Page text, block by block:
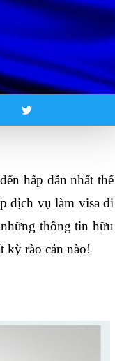
hấp dẫn nhất thế
dịch vụ làm visa đi
thông tin hữu
kỳ rào cản nào!